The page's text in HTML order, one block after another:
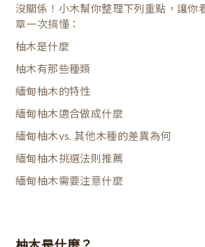
沒關係！小木幫你整理下列重點，讓你
章一次搞懂：
柚木是什麼
柚木有那些種類
緬甸柚木的特性
緬甸柚木適合做成什麼
緬甸柚木vs. 其他木種的差異為何
緬甸柚木挑選法則推薦
緬甸柚木需要注意什麼